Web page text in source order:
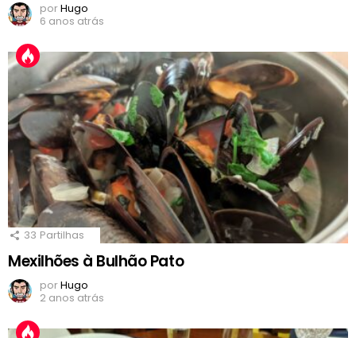
porHugo
6 anos atrás
33 Partilhas
Mexilhões à Bulhão Pato
porHugo
2 anos atrás